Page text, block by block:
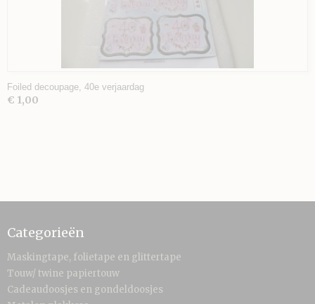
Foiled decoupage, 40e verjaardag
€ 1,00
Categorieën
Maskingtape, folietape en glittertape
Touw/ twine papiertouw
Cadeaudoosjes en gondeldoosjes